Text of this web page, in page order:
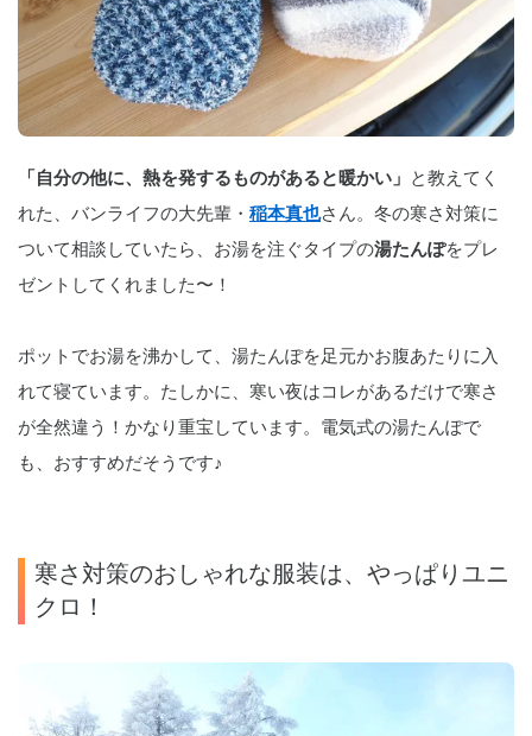
「自分の他に、熱を発するものがあると暖かい」
と教えてく
れた、バンライフの大先輩・ 稲本真也さん。冬の寒さ対策に
ついて相談していたら、お湯を注ぐタイプの湯たんぽをプレ
ゼントしてくれました〜！
ポットでお湯を沸かして、湯たんぽを足元かお腹あたりに入
れて寝ています。たしかに、寒い夜はコレがあるだけで寒さ
が全然違う！かなり重宝しています。電気式の湯たんぽで
も、おすすめだそうです♪
寒さ対策のおしゃれな服装は、やっぱりユニ
クロ！